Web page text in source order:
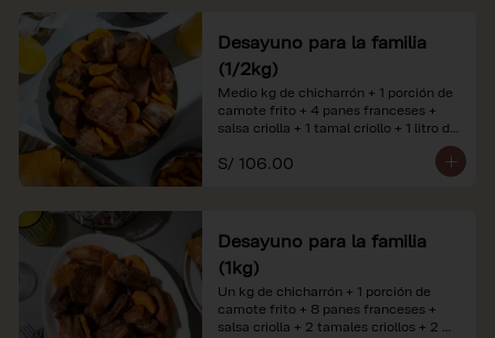
Desayuno para la familia
(1/2kg)
Medio kg de chicharrón + 1 porción de
camote frito + 4 panes franceses +
salsa criolla + 1 tamal criollo + 1 litro de
*Nuestros precios están expresados en
referenciales.
S/ 106.00
Desayuno para la familia
(1kg)
Un kg de chicharrón + 1 porción de
camote frito + 8 panes franceses +
salsa criolla + 2 tamales criollos + 2